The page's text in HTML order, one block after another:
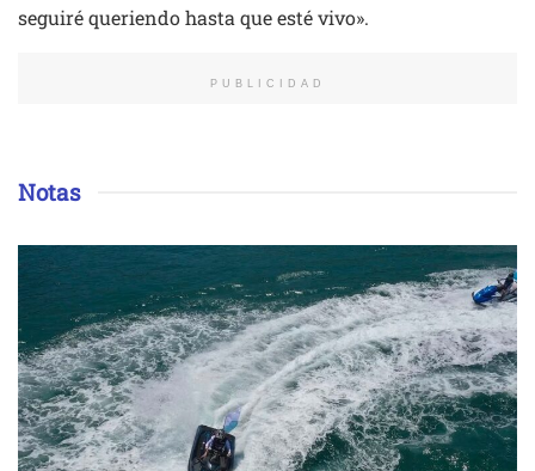
seguiré queriendo hasta que esté vivo».
PUBLICIDAD
Notas